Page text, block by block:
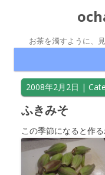
お茶を濁すように、
2008年2月2日 |
ふきみそ
この季節になると作る